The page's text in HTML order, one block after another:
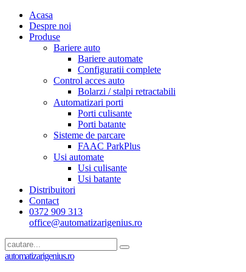
Acasa
Despre noi
Produse
Bariere auto
Bariere automate
Configuratii complete
Control acces auto
Bolarzi / stalpi retractabili
Automatizari porti
Porti culisante
Porti batante
Sisteme de parcare
FAAC ParkPlus
Usi automate
Usi culisante
Usi batante
Distribuitori
Contact
0372 909 313
office@automatizarigenius.ro
automatizarigenius.ro